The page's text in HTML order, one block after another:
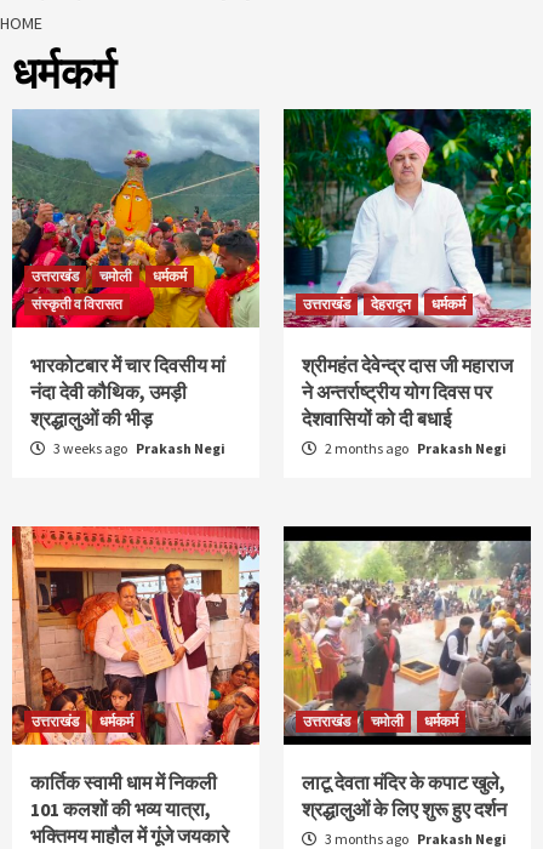
HOME
धर्मकर्म
उत्तराखंड चमोली
धर्मकर्म
संस्कृती व विरासत
भारकोटबार में चार दिवसीय मां
नंदा देवी कौथिक, उमड़ी
श्रद्धालुओं की भीड़
3 weeks ago Prakash Negi
उत्तराखंड देहरादून धर्मकर्म
श्रीमहंत देवेन्द्र दास जी महाराज
ने अन्तर्राष्ट्रीय योग दिवस पर
देशवासियों को दी बधाई
2 months ago Prakash Negi
उत्तराखंड धर्मकर्म
कार्तिक स्वामी धाम में निकली
101 कलशों की भव्य यात्रा,
भक्तिमय माहौल में गूंजे जयकारे
उत्तराखंड चमोली धर्मकर्म
लाटू देवता मंदिर के कपाट खुले,
श्रद्धालुओं के लिए शुरू हुए दर्शन
3 months ago Prakash Negi